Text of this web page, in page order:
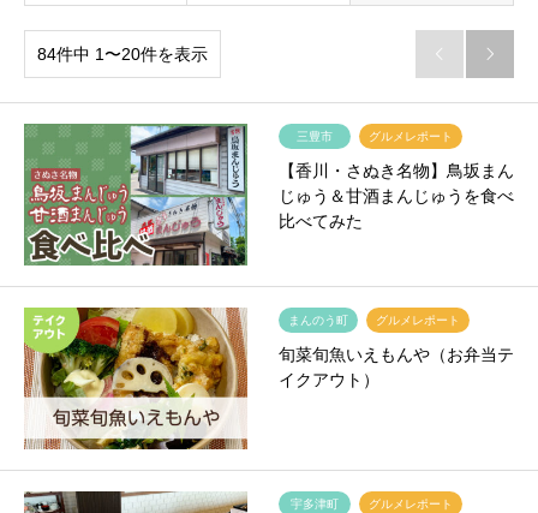
84件中 1〜20件を表示  
三豊市 グルメレポート
【香川・さぬき名物】鳥坂まん
じゅう＆甘酒まんじゅうを食べ
比べてみた
まんのう町 グルメレポート
旬菜旬魚いえもんや（お弁当テ
イクアウト）
宇多津町 グルメレポート